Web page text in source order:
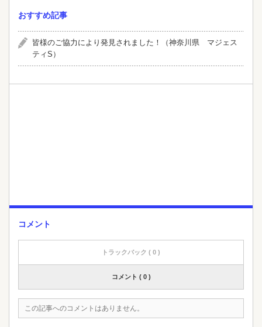
おすすめ記事
皆様のご協力により発見されました！（神奈川県 マジェス
ティS）
コメント
トラックバック ( 0 )
コメント ( 0 )
この記事へのコメントはありません。